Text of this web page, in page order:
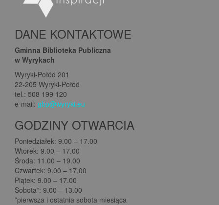
DANE KONTAKTOWE
Gminna Biblioteka Publiczna
w Wyrykach
Wyryki-Połód 201
22-205 Wyryki-Połód
tel.: 508 199 120
e-mail: gbp@wyryki.eu
GODZINY OTWARCIA
Poniedziałek: 9.00 – 17.00
Wtorek: 9.00 – 17.00
Środa: 11.00 – 19.00
Czwartek: 9.00 – 17.00
Piątek: 9.00 – 17.00
Sobota*: 9.00 – 13.00
*pierwsza i ostatnia sobota miesiąca